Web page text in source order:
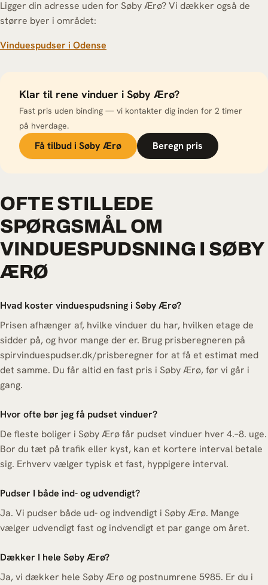
Ligger din adresse uden for Søby Ærø? Vi dækker også de
større byer i området:
Vinduespudser i Odense
Klar til rene vinduer i Søby Ærø?
Fast pris uden binding — vi kontakter dig inden for 2 timer
på hverdage.
Få tilbud i Søby Ærø Beregn pris
OFTE STILLEDE
SPØRGSMÅL OM
VINDUESPUDSNING I SØBY
ÆRØ
Hvad koster vinduespudsning i Søby Ærø?
Prisen afhænger af, hvilke vinduer du har, hvilken etage de
sidder på, og hvor mange der er. Brug prisberegneren på
spirvinduespudser.dk/prisberegner for at få et estimat med
det samme. Du får altid en fast pris i Søby Ærø, før vi går i
gang.
Hvor ofte bør jeg få pudset vinduer?
De fleste boliger i Søby Ærø får pudset vinduer hver 4.–8. uge.
Bor du tæt på trafik eller kyst, kan et kortere interval betale
sig. Erhverv vælger typisk et fast, hyppigere interval.
Pudser I både ind- og udvendigt?
Ja. Vi pudser både ud- og indvendigt i Søby Ærø. Mange
vælger udvendigt fast og indvendigt et par gange om året.
Dækker I hele Søby Ærø?
Ja, vi dækker hele Søby Ærø og postnumrene 5985. Er du i